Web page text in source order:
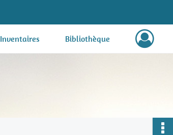
Inventaires Bibliothèque